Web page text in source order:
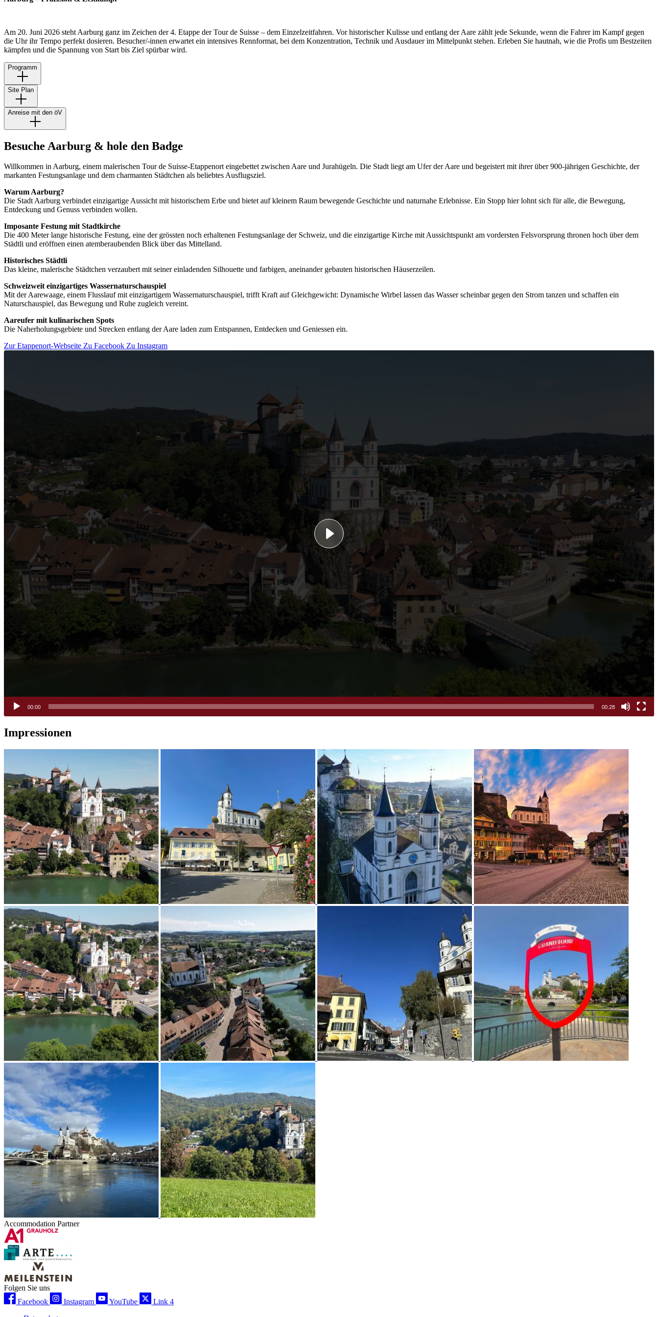
Am 20. Juni 2026 steht Aarburg ganz im Zeichen der 4. Etappe der Tour de Suisse – dem Einzelzeitfahren. Vor historischer Kulisse und entlang der Aare zählt jede Sekunde, wenn die Fahrer im Kampf gegen
die Uhr ihr Tempo perfekt dosieren. Besucher/-innen erwartet ein intensives Rennformat, bei dem Konzentration, Technik und Ausdauer im Mittelpunkt stehen. Erleben Sie hautnah, wie die Profis um Bestzeiten
kämpfen und die Spannung von Start bis Ziel spürbar wird.
Programm
Site Plan
Anreise mit den öV
Besuche Aarburg & hole den Badge
Willkommen in Aarburg, einem malerischen Tour de Suisse-Etappenort eingebettet zwischen Aare und Jurahügeln. Die Stadt liegt am Ufer der Aare und begeistert mit ihrer über 900-jährigen Geschichte, der
markanten Festungsanlage und dem charmanten Städtchen als beliebtes Ausflugsziel.
Warum Aarburg?
Die Stadt Aarburg verbindet einzigartige Aussicht mit historischem Erbe und bietet auf kleinem Raum bewegende Geschichte und naturnahe Erlebnisse. Ein Stopp hier lohnt sich für alle, die Bewegung,
Entdeckung und Genuss verbinden wollen.
Imposante Festung mit Stadtkirche
Die 400 Meter lange historische Festung, eine der grössten noch erhaltenen Festungsanlage der Schweiz, und die einzigartige Kirche mit Aussichtspunkt am vordersten Felsvorsprung thronen hoch über dem
Städtli und eröffnen einen atemberaubenden Blick über das Mittelland.
Historisches Städtli
Das kleine, malerische Städtchen verzaubert mit seiner einladenden Silhouette und farbigen, aneinander gebauten historischen Häuserzeilen.
Schweizweit einzigartiges Wassernaturschauspiel
Mit der Aarewaage, einem Flusslauf mit einzigartigem Wassernaturschauspiel, trifft Kraft auf Gleichgewicht: Dynamische Wirbel lassen das Wasser scheinbar gegen den Strom tanzen und schaffen ein
Naturschauspiel, das Bewegung und Ruhe zugleich vereint.
Aareufer mit kulinarischen Spots
Die Naherholungsgebiete und Strecken entlang der Aare laden zum Entspannen, Entdecken und Geniessen ein.
Zur Etappenort-Webseite Zu Facebook Zu Instagram
Video-
00:00 00:28
Impressionen
Accommodation Partner
Folgen Sie uns
Facebook
Instagram YouTube
Link 4